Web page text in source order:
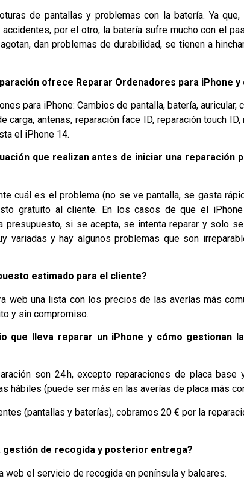
de pantallas y problemas con la batería. Ya
por el otro, la batería sufre mucho con el
dan problemas de durabilidad, se tienen a
ofrece Reparar Ordenadores para iPhone
para iPhone: Cambios de pantalla, batería, auricular,
carga, antenas, reparación face ID, reparación touch
el iPhone 14.
que realizan antes de iniciar una reparación
cuál es el problema (no se ve pantalla, se gasta
gratuito al cliente. En los casos de que el
presupuesto, si se acepta, se intenta reparar y solo
variadas y hay algunos problemas que son
estimado para el cliente?
web una lista con los precios de las averías más
y sin compromiso.
que lleva reparar un iPhone y cómo gestionan
son 24 h, excepto reparaciones de placa
hábiles (puede ser más en las averías de placa más
(pantallas y baterías), cobramos 20 € por la
gestión de recogida y posterior entrega?
web el servicio de recogida en península y baleares.